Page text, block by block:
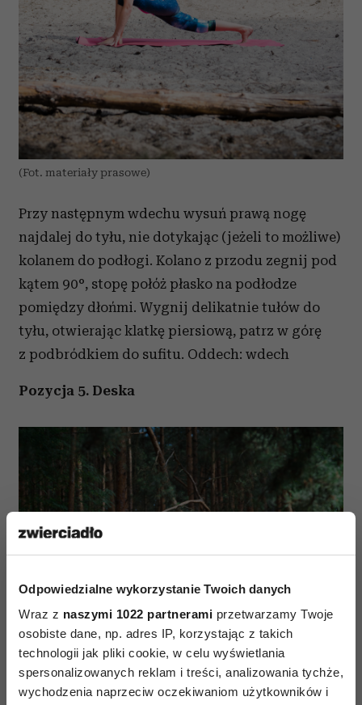
Odpowiedzialne wykorzystanie Twoich danych
Wraz z naszymi 1022 partnerami przetwarzamy Twoje
osobiste dane, np. adres IP, korzystając z takich
technologii jak pliki cookie, w celu wyświetlania
spersonalizowanych reklam i treści, analizowania tychże,
wychodzenia naprzeciw oczekiwaniom użytkowników i
(Fot. materiały prasowe)
Przy następnym wdechu wysuń prawą nogę
najdalej do tyłu, nie dotykając (jeżeli to możliwe)
kolanem do podłogi. Kolano z przodu zegnij pod
kątem 90°, stopę połóż płasko na podłodze
pomiędzy dłońmi. Wygnij delikatnie tułów do
tyłu, otwierając klatkę piersiową, patrz w górę
z podbródkiem do sufitu. Oddech: wdech
Pozycja 5. Deska